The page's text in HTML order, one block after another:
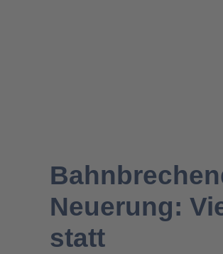
Neuerung:
statt